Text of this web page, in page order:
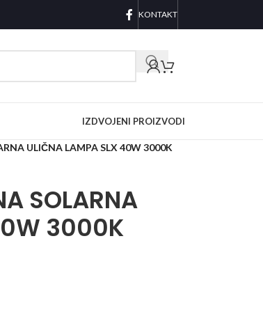
KONTAKT
IZDVOJENI PROIZVODI
ULIČNA LAMPA SLX 40W 3000K
SOLARNA
3000K